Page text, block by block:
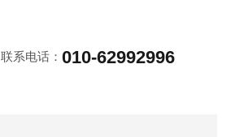
联系电话：010-62992996